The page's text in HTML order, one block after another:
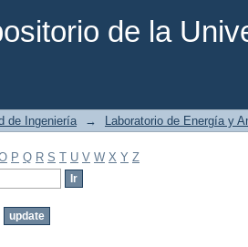
de la
de Ingeniería → Laboratorio de Energía y
P Q R S T U V W X Y Z